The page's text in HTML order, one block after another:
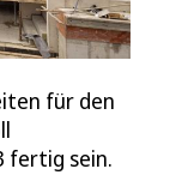
für den
fertig sein.